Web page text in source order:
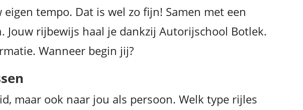
tempo. Dat is wel zo fijn! Samen met een
Jouw rijbewijs haal je dankzij Autorijschool Botlek.
Wanneer begin jij?
maar ook naar jou als persoon. Welk type rijles